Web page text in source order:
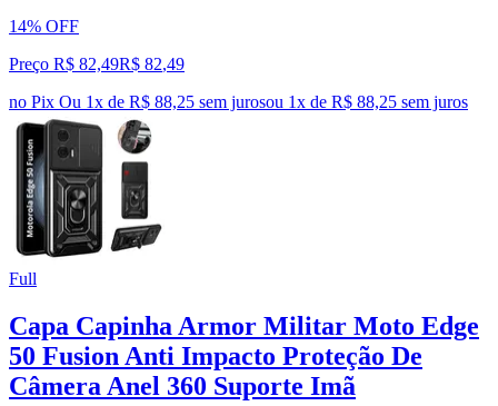
14% OFF
Preço R$ 82,49R$ 82,49
no Pix Ou 1x de R$ 88,25 sem jurosou 1x de R$ 88,25 sem juros
Full
Capa Capinha Armor Militar Moto Edge
50 Fusion Anti Impacto Proteção De
Câmera Anel 360 Suporte Imã